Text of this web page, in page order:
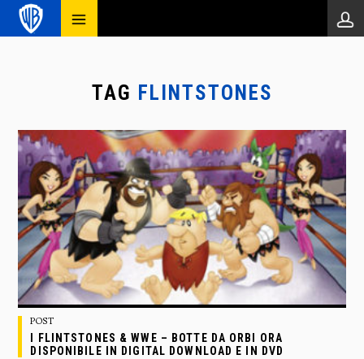
TAG FLINTSTONES
POST
I FLINTSTONES & WWE – BOTTE DA ORBI ORA
DISPONIBILE IN DIGITAL DOWNLOAD E IN DVD